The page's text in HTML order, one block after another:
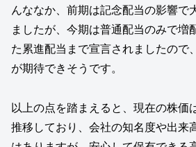
んななか、前期は記念配当の影響で
ましたが、今期は普通配当のみで増
た累進配当まで宣言されましたので
が期待できそうです。
以上の点を踏まえると、現在の株価
推移しており、会社の知名度や出来